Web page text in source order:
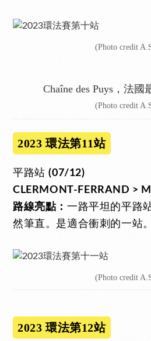
(Photo credit
Chaîne des Puys，法
(Photo credit
2023 環法第11站
平路站(07/12)
CLERMONT-FERRAND >
路線亮點： 一路平坦的平路
然筆直。是適合衝刺的一站。
(Photo credit
2023 環法第12站